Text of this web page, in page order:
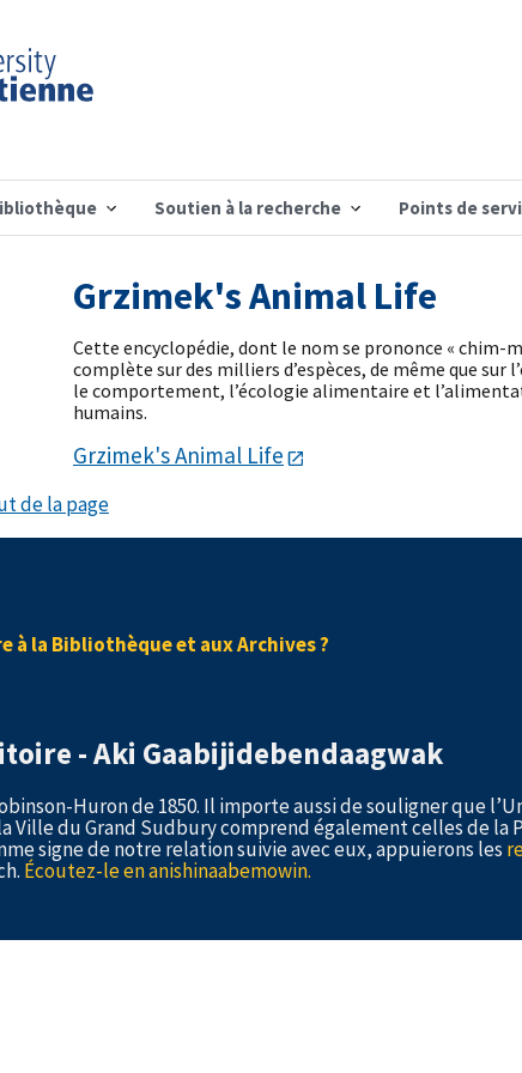
Soutien à la recherche Points de
Grzimek's Animal Life
Grzimek's Animal Life
Cette encyclopédie, dont le nom se prononce « chim-
complète sur des milliers d’espèces, de même que
le comportement, l’écologie alimentaire et
humains.
de la page
à la Bibliothèque et aux Archives ?
- Aki Gaabijidebendaagwak
Huron de 1850. Il importe aussi de souligner que
Ville du Grand Sudbury comprend également celles de
signe de notre relation suivie avec eux, appuierons les
Écoutez-le en anishinaabemowin.